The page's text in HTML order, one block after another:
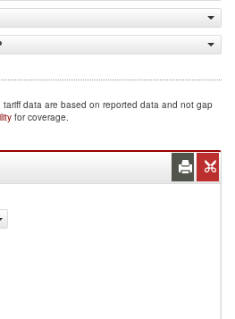
data are based on reported data and not gap
for coverage.